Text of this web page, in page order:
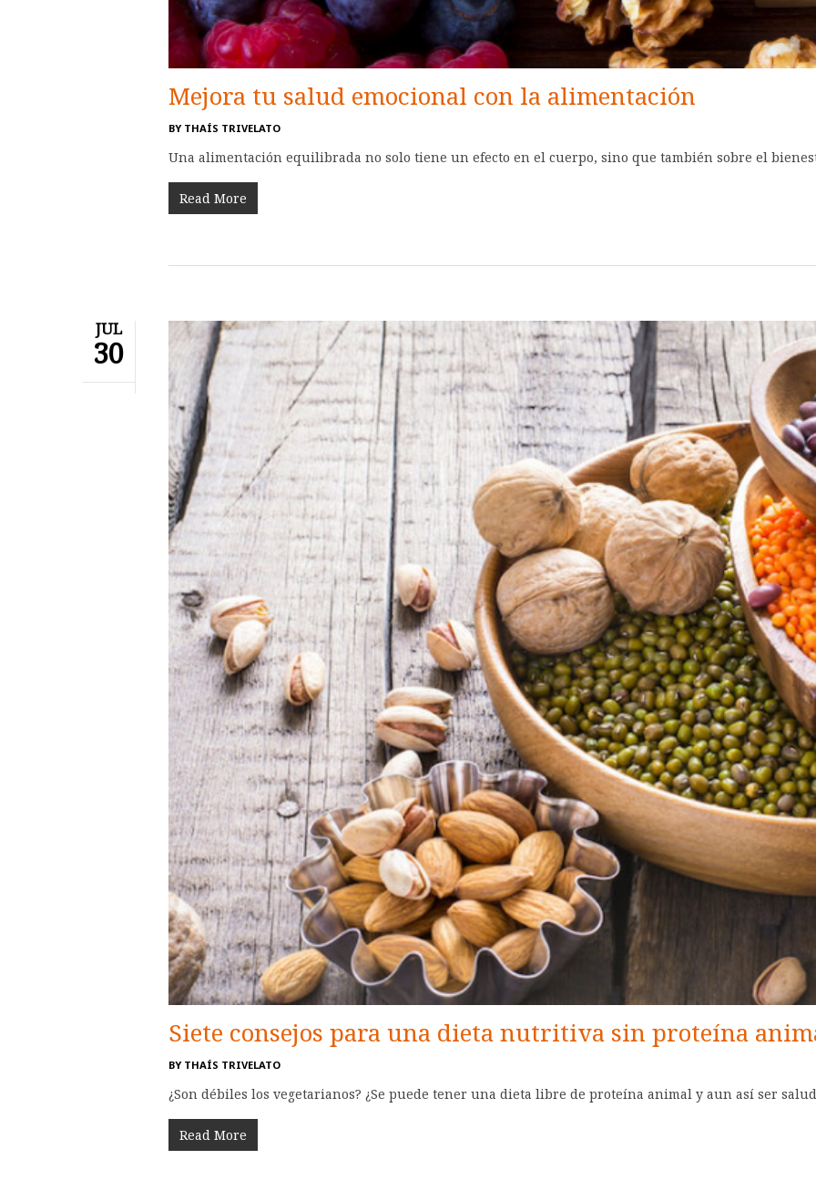
Mejora tu salud emocional con la alimentación
BY THAÍS TRIVELATO
Una alimentación equilibrada no solo tiene un efecto en el cuerpo, sino que también sobre el
Read More
JUL
30
Siete consejos para una dieta nutritiva sin proteína
BY THAÍS TRIVELATO
¿Son débiles los vegetarianos? ¿Se puede tener una dieta libre de proteína animal y aun así ser
Read More